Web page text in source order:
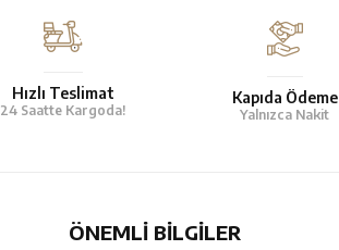
Hızlı Teslimat
24 Saatte Kargoda!
Kapıda Ödeme
Yalnızca Nakit
ÖNEMLI BILGILER